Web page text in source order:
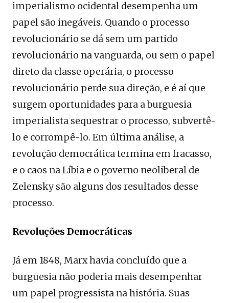
imperialismo ocidental desempenha um
papel são inegáveis. Quando o processo
revolucionário se dá sem um partido
revolucionário na vanguarda, ou sem o papel
direto da classe operária, o processo
revolucionário perde sua direção, e é aí que
surgem oportunidades para a burguesia
imperialista sequestrar o processo, subvertê-
lo e corrompê-lo. Em última análise, a
revolução democrática termina em fracasso,
e o caos na Líbia e o governo neoliberal de
Zelensky são alguns dos resultados desse
processo.
Revoluções Democráticas
Já em 1848, Marx havia concluído que a
burguesia não poderia mais desempenhar
um papel progressista na história. Suas